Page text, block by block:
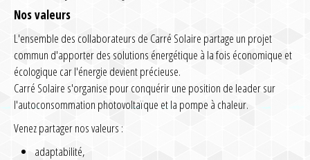
Nos valeurs
L'ensemble des collaborateurs de Carré Solaire partage un projet
commun d'apporter des solutions énergétique à la fois économique et
écologique car l'énergie devient précieuse.
Carré Solaire s'organise pour conquérir une position de leader sur
l'autoconsommation photovoltaïque et la pompe à chaleur.
Venez partager nos valeurs :
adaptabilité,